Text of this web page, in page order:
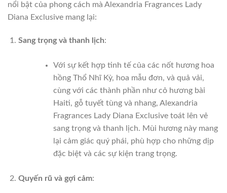
nổi bật của phong cách mà Alexandria Fragrances Lady
Diana Exclusive mang lại:
Sang trọng và thanh lịch:
Với sự kết hợp tinh tế của các nốt hương hoa
hồng Thổ Nhĩ Kỳ, hoa mẫu đơn, và quả vải,
cùng với các thành phần như cỏ hương bài
Haiti, gỗ tuyết tùng và nhang, Alexandria
Fragrances Lady Diana Exclusive toát lên vẻ
sang trọng và thanh lịch. Mùi hương này mang
lại cảm giác quý phái, phù hợp cho những dịp
đặc biệt và các sự kiện trang trọng.
Quyến rũ và gợi cảm: